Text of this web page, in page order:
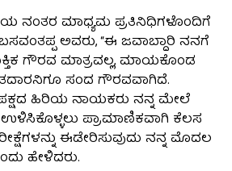
ನಂತರ ಮಾಧ್ಯಮ ಪ್ರತಿನಿಧಿಗಳೊಂದಿಗೆ
ಅವರು, “ಈ ಜವಾಬ್ದಾರಿ ನನಗೆ
ಗೌರವ ಮಾತ್ರವಲ್ಲ, ಮಾಯಕೊಂಡ
ಸಂದ ಗೌರವವಾಗಿದೆ.
ಹಿರಿಯ ನಾಯಕರು ನನ್ನ ಮೇಲೆ
ಉಳಿಸಿಕೊಳ್ಳಲು ಪ್ರಾಮಾಣಿಕವಾಗಿ ಕೆಲಸ
ಈಡೇರಿಸುವುದು ನನ್ನ ಮೊದಲ
ಹೇಳಿದರು.